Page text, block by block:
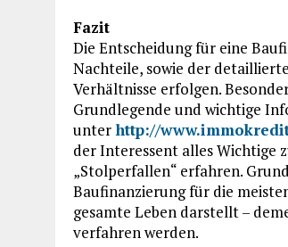
Fazit
Die Entscheidung für eine
Nachteile, sowie der
Verhältnisse erfolgen.
Grundlegende und wichtige
unterhttp://
der Interessent alles Wichtige
„Stolperfallen“ erfahren.
Baufinanzierung für die
gesamte Leben darstellt –
verfahren werden.